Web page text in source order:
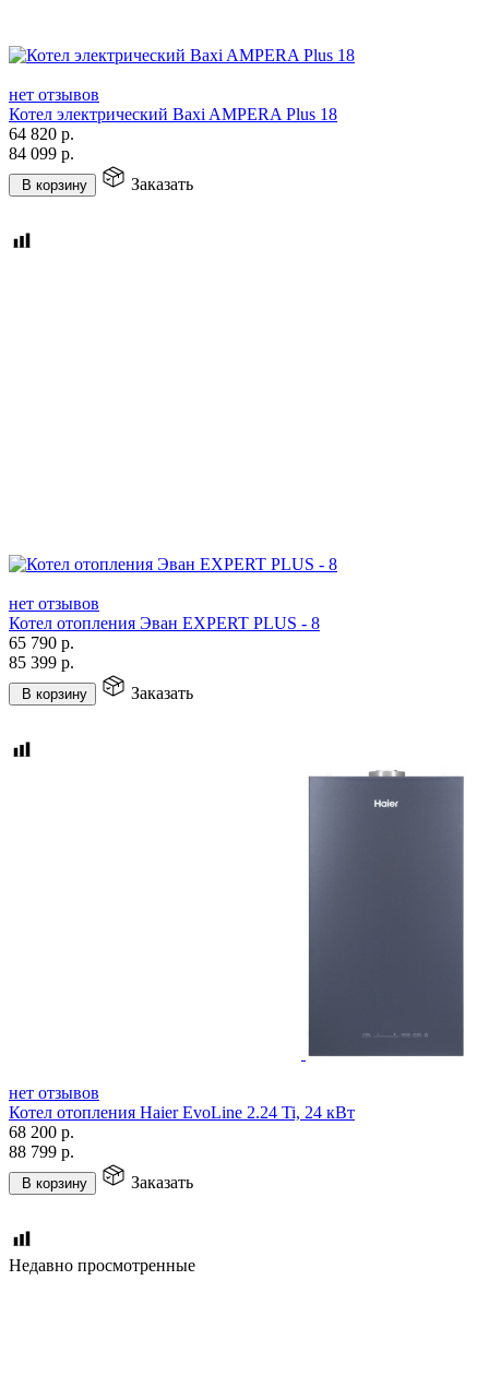
нет отзывов
Котел электрический Baxi AMPERA Plus 18
64 820 р.
84 099 р.
В корзину Заказать
нет отзывов
Котел отопления Эван EXPERT PLUS - 8
65 790 р.
85 399 р.
В корзину Заказать
нет отзывов
Котел отопления Haier EvoLine 2.24 Ti, 24 кВт
68 200 р.
88 799 р.
В корзину Заказать
Недавно просмотренные